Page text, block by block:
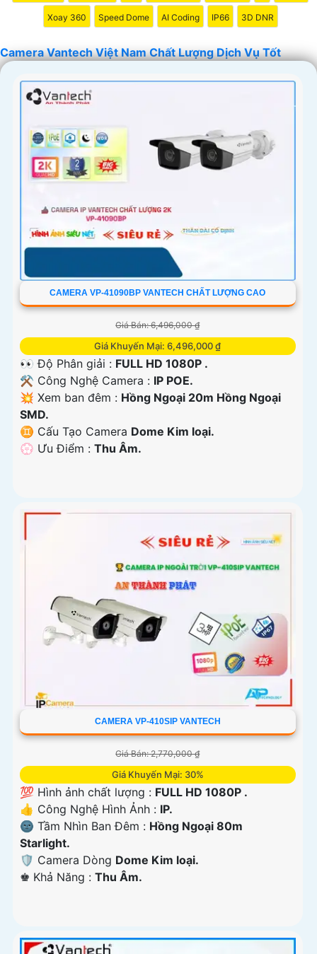
Xoay 360 Speed Dome AI Coding IP66 3D DNR
Camera Vantech Việt Nam Chất Lượng Dịch Vụ Tốt
CAMERA VP-41090BP VANTECH CHẤT LƯỢNG CAO
Giá Bán: 6,496,000 ₫
Giá Khuyến Mại: 6,496,000 ₫
👀 Độ Phân giải : FULL HD 1080P .
⚒ Công Nghệ Camera : IP POE.
💥 Xem ban đêm : Hồng Ngoại 20m Hồng Ngoại
SMD.
♊ Cấu Tạo Camera Dome Kim loại.
️💮 Ưu Điểm : Thu Âm.
CAMERA VP-410SIP VANTECH
Giá Bán: 2,770,000 ₫
Giá Khuyến Mại: 30%
💯 Hình ảnh chất lượng : FULL HD 1080P .
👍 Công Nghệ Hình Ảnh : IP.
🌚 Tầm Nhìn Ban Đêm : Hồng Ngoại 80m
Starlight.
🛡 Camera Dòng Dome Kim loại.
️♚ Khả Năng : Thu Âm.